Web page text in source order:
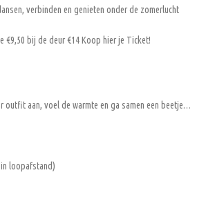
verbinden en genieten onder de zomerlucht
€9,50 bij de deur €14 Koop hier je Ticket!
outfit aan, voel de warmte en ga samen een beetje…
loopafstand)